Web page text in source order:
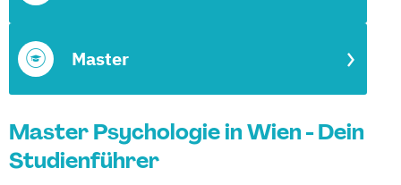
Master
Master Psychologie in Wien - Dein
Studienführer